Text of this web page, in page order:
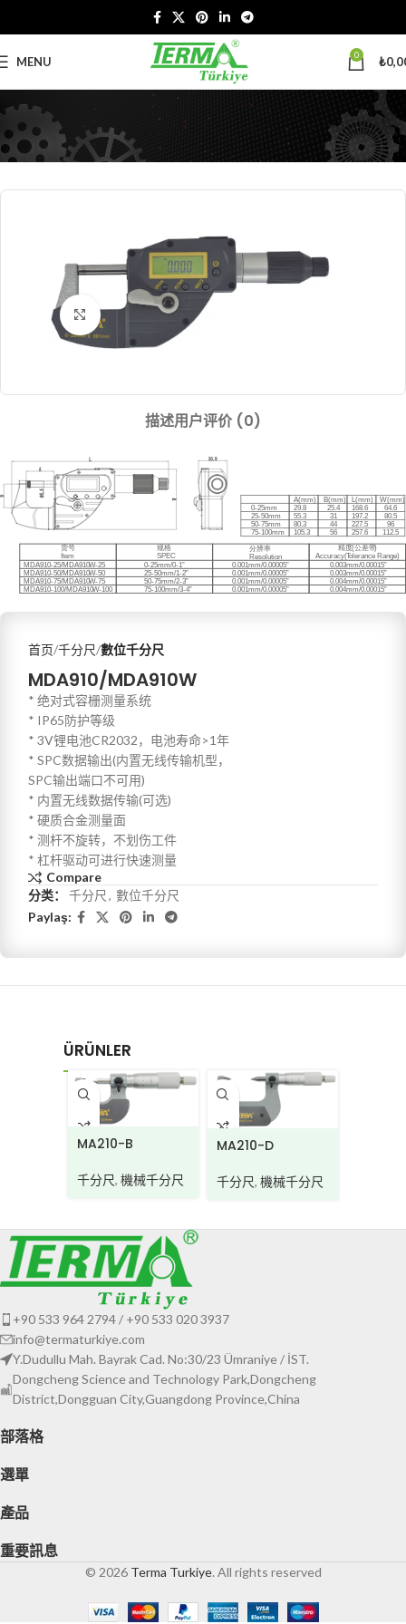
MENU 0 ₺
Click to enlarge
描述用户评价 (0)
首页 千分尺 數位千分尺
MDA910/MDA910W
* 绝对式容栅测量系统
* IP65防护等级
* 3V锂电池CR2032，电池寿命>1年
* SPC数据输出(内置无线传输机型，
SPC输出端口不可用)
* 内置无线数据传输(可选)
* 硬质合金测量面
* 测杆不旋转，不划伤工件
* 杠杆驱动可进行快速测量
Compare
分类：
千分尺 , 數位千分尺
Paylaş:
ÜRÜNLER
MA210-B
千分尺, 機械千分尺
MA210-D
千分尺, 機械千分尺
+90 533 964 2794 / +90 533 020 3937
info@termaturkiye.com
Y.Dudullu Mah. Bayrak Cad. No:30/23 Ümraniye / İST.
Dongcheng Science and Technology Park,Dongcheng
District,Dongguan City,Guangdong Province,China
部落格
選單
產品
重要訊息
© 2026 Terma Turkiye. All rights reserved